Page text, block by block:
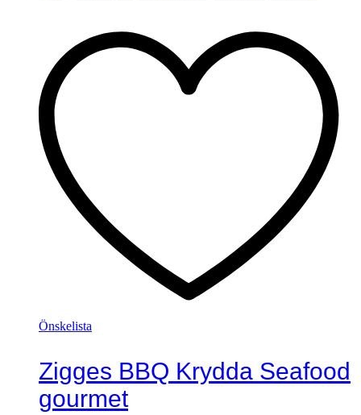
Önskelista
Zigges BBQ Krydda Seafood
gourmet